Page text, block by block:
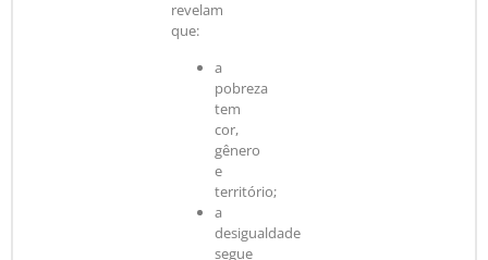
revelam
que:
a
pobreza
tem
cor,
gênero
e
território;
a
desigualdade
segue